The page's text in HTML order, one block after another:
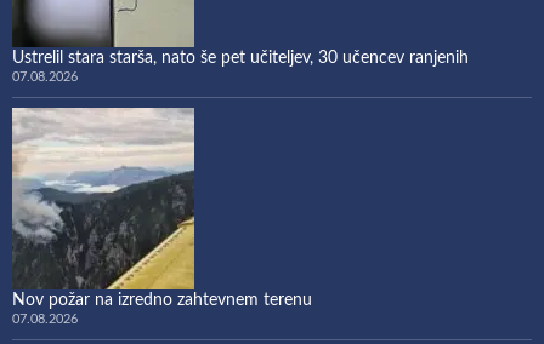
Ustrelil stara starša, nato še pet učiteljev, 30 učencev ranjenih
07.08.2026
Nov požar na izredno zahtevnem terenu
07.08.2026